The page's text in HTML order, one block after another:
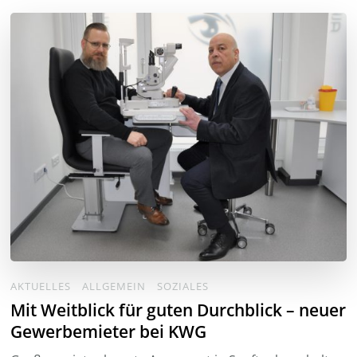
AKTUELLES ALLGEMEIN SOZIALES
Mit Weitblick für guten Durchblick – neuer
Gewerbemieter bei KWG